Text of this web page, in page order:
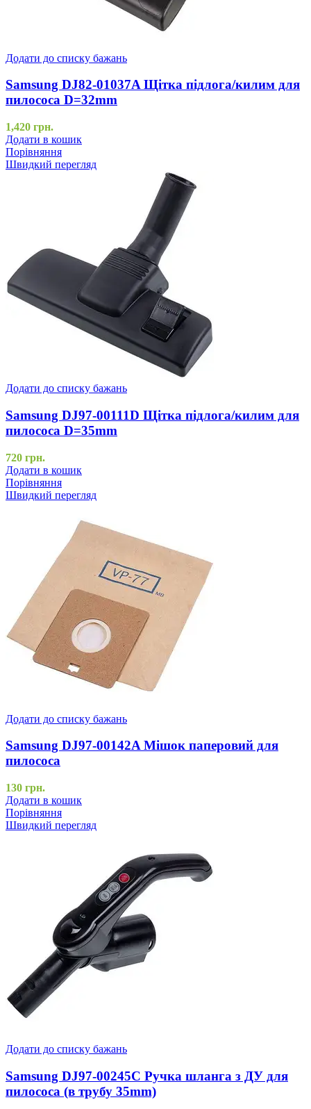
Додати до списку бажань
Samsung DJ82-01037A Щітка підлога/килим для
пилососа D=32mm
1,420 грн.
Додати в кошик
Порівняння
Швидкий перегляд
Додати до списку бажань
Samsung DJ97-00111D Щітка підлога/килим для
пилососа D=35mm
720 грн.
Додати в кошик
Порівняння
Швидкий перегляд
Додати до списку бажань
Samsung DJ97-00142A Мішок паперовий для
пилососа
130 грн.
Додати в кошик
Порівняння
Швидкий перегляд
Додати до списку бажань
Samsung DJ97-00245C Ручка шланга з ДУ для
пилососа (в трубу 35mm)